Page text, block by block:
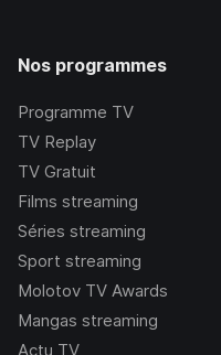
Nos programmes
Programme TV
TV Replay
TV Gratuit
Films streaming
Séries streaming
Sport streaming
Molotov TV Awards
Mangas streaming
Actu TV